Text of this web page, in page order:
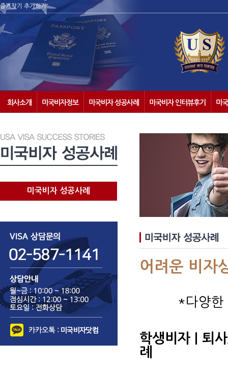
즐겨찾기 추가하기
회사소개 미국비자정보 미국비자 성공사례 미국비자 인터뷰후기 미
미국비자 성공사례
어려운 비자
*다양한
학생비자 | 퇴
례